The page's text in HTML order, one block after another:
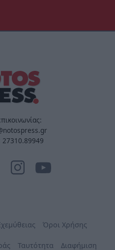
Όροι Χρήσης
Ταυτότητα Διαφήμιση